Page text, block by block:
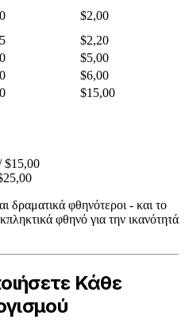
$2,00
$2,20
$5,00
$6,00
$15,00
$15,00
δραματικά φθηνότεροι - και το
φθηνό για την ικανότητά
Κάθε